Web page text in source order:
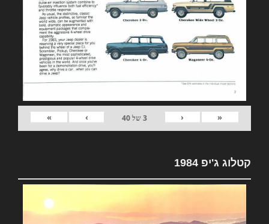
«
‹
3של40
›
»
קטלוג ג'יפ 1984